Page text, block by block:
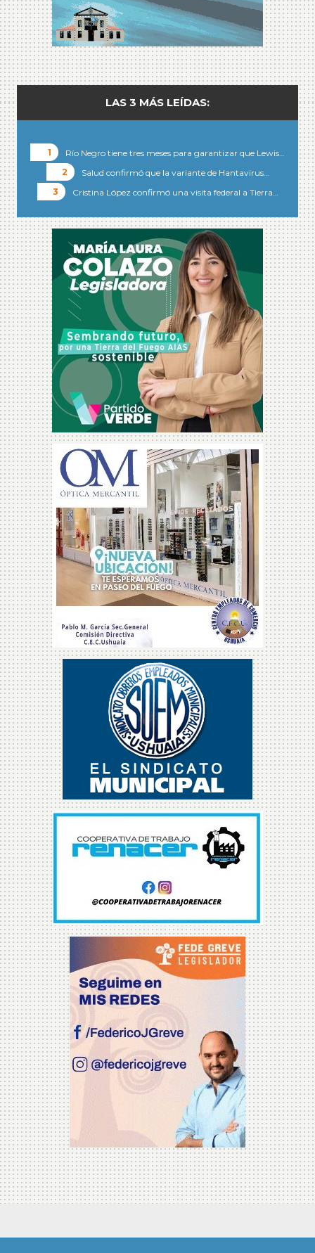
LAS 3 MÁS LEÍDAS:
Río Negro tiene tres meses para garantizar que Lewis…
Salud confirmó que la variante de Hantavirus…
Cristina López confirmó una visita federal a Tierra…